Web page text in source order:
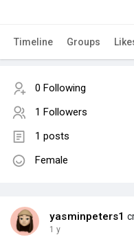
Timeline Groups
0 Following
1 Followers
1 posts
Female
yasminpeters1
1 y